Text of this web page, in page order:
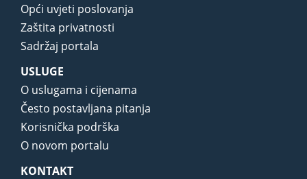
Opći uvjeti poslovanja
Zaštita privatnosti
Sadržaj portala
USLUGE
O uslugama i cijenama
Često postavljana pitanja
Korisnička podrška
O novom portalu
KONTAKT